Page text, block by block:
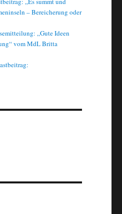
– Bereicherung oder
„Gute Ideen
vom MdL Britta